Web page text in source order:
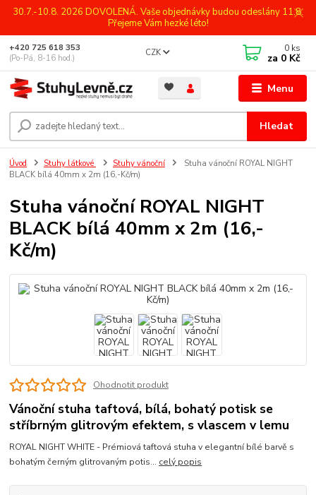
30.7.-10.8. 2026 DOVOLENÁ. Vaše objednávky budou odeslány 11.8.
Přejeme Vám hezké léto!
Menu
CZK
Hledat
+420 725 618 353
(Po-Pá, 8-16 hod.)
0 ks
za 0 Kč
Úvod Stuhy látkové Stuhy vánoční
Stuha vánoční ROYAL NIGHT
BLACK bílá 40mm x 2m (16,-Kč/m)
Stuha vánoční ROYAL NIGHT
BLACK bílá 40mm x 2m (16,-
Kč/m)
Ohodnotit produkt
Vánoční stuha taftová, bílá, bohatý potisk se
stříbrným glitrovým efektem, s vlascem v lemu
ROYAL NIGHT WHITE - Prémiová taftová stuha v elegantní bílé barvě s
bohatým černým glitrovaným potis... celý popis